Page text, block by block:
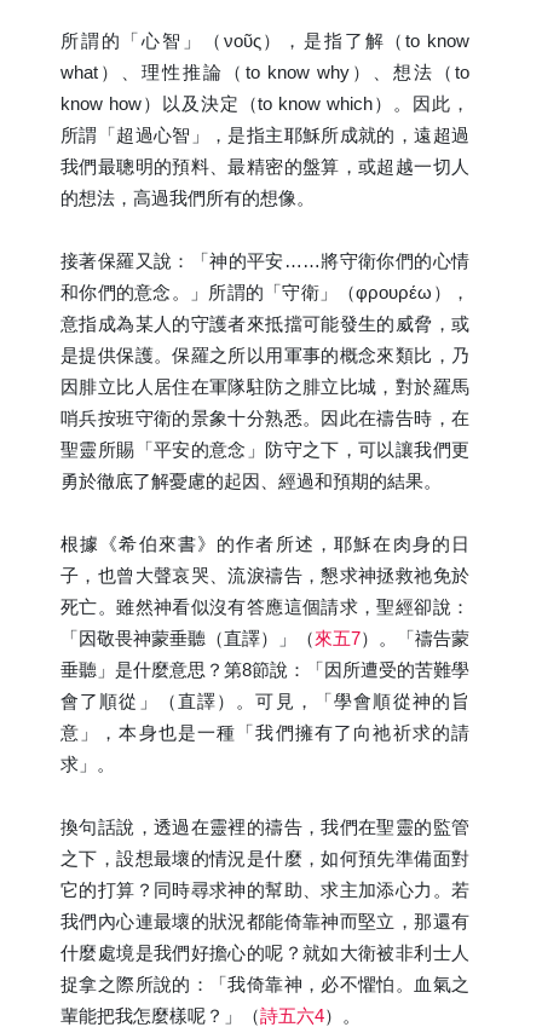
所謂的「心智」（νοῦς），是指了解（to know
what）、理性推論（to know why）、想法（to
know how）以及決定（to know which）。因此，
所謂「超過心智」，是指主耶穌所成就的，遠超過
我們最聰明的預料、最精密的盤算，或超越一切人
的想法，高過我們所有的想像。
接著保羅又說：「神的平安……將守衛你們的心情
和你們的意念。」所謂的「守衛」（φρουρέω），
意指成為某人的守護者來抵擋可能發生的威脅，或
是提供保護。保羅之所以用軍事的概念來類比，乃
因腓立比人居住在軍隊駐防之腓立比城，對於羅馬
哨兵按班守衛的景象十分熟悉。因此在禱告時，在
聖靈所賜「平安的意念」防守之下，可以讓我們更
勇於徹底了解憂慮的起因、經過和預期的結果。
根據《希伯來書》的作者所述，耶穌在肉身的日
子，也曾大聲哀哭、流淚禱告，懇求神拯救祂免於
死亡。雖然神看似沒有答應這個請求，聖經卻說：
「因敬畏神蒙垂聽（直譯）」（來五7）。「禱告蒙
垂聽」是什麼意思？第8節說：「因所遭受的苦難學
會了順從」（直譯）。可見，「學會順從神的旨
意」，本身也是一種「我們擁有了向祂祈求的請
求」。
換句話說，透過在靈裡的禱告，我們在聖靈的監管
之下，設想最壞的情況是什麼，如何預先準備面對
它的打算？同時尋求神的幫助、求主加添心力。若
我們內心連最壞的狀況都能倚靠神而堅立，那還有
什麼處境是我們好擔心的呢？就如大衛被非利士人
捉拿之際所說的：「我倚靠神，必不懼怕。血氣之
輩能把我怎麼樣呢？」（詩五六4）。